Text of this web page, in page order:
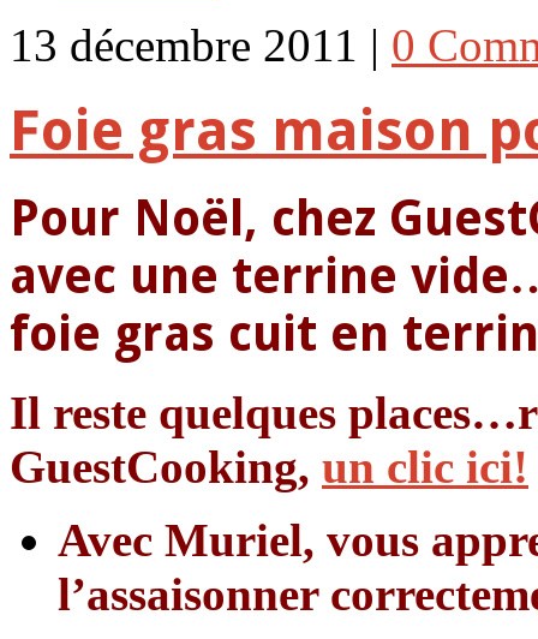
13 décembre 2011 | 0
Foie gras maison
Pour Noël, chez
avec une terrine
foie gras cuit en
Il reste quelques
GuestCooking, un clic ici!
Avec Muriel, vous
l’assaisonner